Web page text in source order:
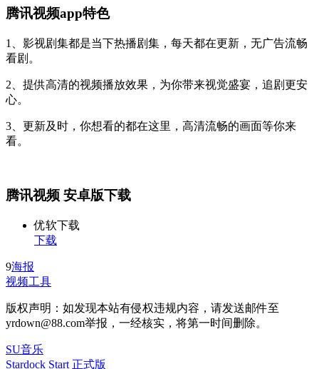
腾讯视频app特色
1、影视剧集都是当下热播剧集，每天都在更新，无广告流畅
看剧。
2、提供高清的视频播放效果，为你带来视觉盛宴，追剧更安
心。
3、更新及时，你想看的都在这里，高清流畅的画面等你来
看。
腾讯视频 安卓版下载
优软下载
下载
9海报
视频工具
版权声明：如发现本站有侵权违规内容，请发送邮件至
yrdown@88.com举报，一经核实，将第一时间删除。
SU音乐
Stardock Start 正式版